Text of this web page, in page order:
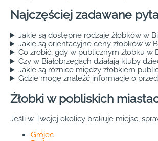
Najczęściej zadawane
Jakie są dostępne rodzaje żłobków w
Jakie są orientacyjne ceny żłobków w
Co zrobić, gdy w publicznym żłobku w
Czy w Białobrzegach działają kluby
Jakie są różnice między żłobkiem
Gdzie mogę znaleźć informacje o
Żłobki w pobliskich
Jeśli w Twojej okolicy brakuje miejsc,
Grójec